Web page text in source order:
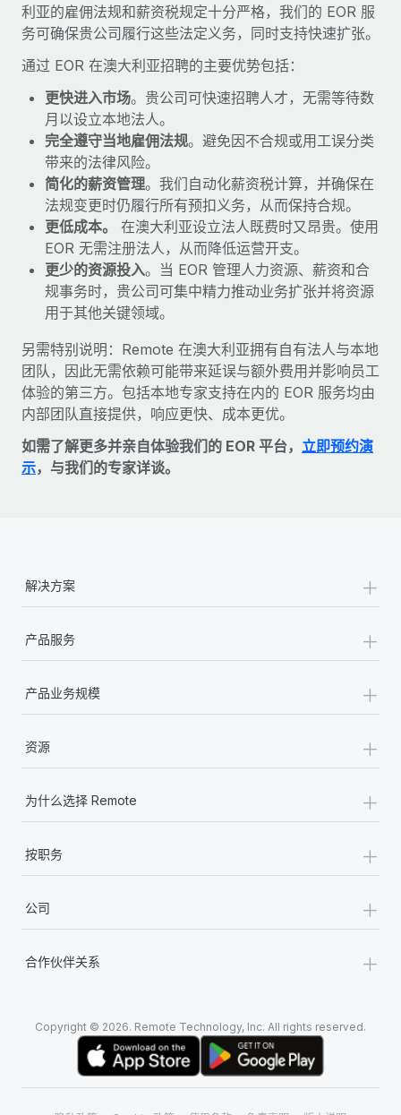
了解更多
利亚的雇佣法规和薪资税规定十分严格，我们的 EOR 服
务可确保贵公司履行这些法定义务，同时支持快速扩张。
通过 EOR 在澳大利亚招聘的主要优势包括：
更快进入市场。贵公司可快速招聘人才，无需等待数
月以设立本地法人。
完全遵守当地雇佣法规。避免因不合规或用工误分类
带来的法律风险。
简化的薪资管理。我们自动化薪资税计算，并确保在
法规变更时仍履行所有预扣义务，从而保持合规。
更低成本。
在澳大利亚设立法人既费时又昂贵。使用
EOR 无需注册法人，从而降低运营开支。
更少的资源投入。当 EOR 管理人力资源、薪资和合
规事务时，贵公司可集中精力推动业务扩张并将资源
用于其他关键领域。
另需特别说明：Remote 在澳大利亚拥有自有法人与本地
团队，因此无需依赖可能带来延误与额外费用并影响员工
体验的第三方。包括本地专家支持在内的 EOR 服务均由
内部团队直接提供，响应更快、成本更优。
如需了解更多并亲自体验我们的 EOR 平台， 立即预约演
示，与我们的专家详谈。
解决方案 +
产品服务 +
产品业务规模 +
资源 +
为什么选择 Remote +
按职务 +
公司 +
合作伙伴关系 +
Copyright © 2026. Remote Technology, Inc. All rights reserved.